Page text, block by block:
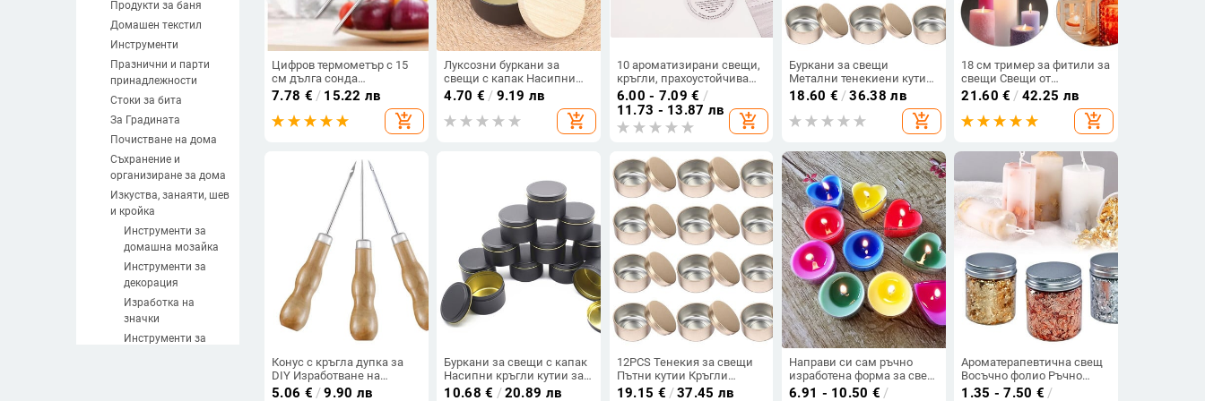
Продукти за баня
Домашен текстил
Инструменти
Празнични и парти
принадлежности
Стоки за бита
За Градината
Почистване на дома
Съхранение и
организиране за дома
Изкуства, занаяти, шев
и кройка
Инструменти за
домашна мoзайка
Инструменти за
декорация
Изработка на
значки
Инструменти за
Цифров термометър с 15
см дълга сонда
Комплекти за правене на
свещи Измерване Течен
соев парафинов восък
7.78 € / 15.22 лв
add_shopping_cart
Луксозни буркани за
свещи с капак Насипни
кръгли контейнери за
свещи Контейнери Празна
кутия за съхранение За
Направи си сам Мехлеми
4.70 € / 9.19 лв
add_shopping_cart
10 ароматизирани свещи,
кръгли, прахоустойчива
хартия със сярна
киселина, медна плоча
6.00 - 7.09 € /
11.73 - 13.87 лв
add_shopping_cart
Буркани за свещи
Метални тенекиени кутии
Съхранение Изработване
на консерви за чай
Консерви Свещи Малки
занаяти Направи си сам
Контейнери Златни
подаръци
18.60 € /36.38 лв
add_shopping_cart
18 см тример за фитили за
свещи Свещи от
неръждаема стомана
Ножици за подрязване на
фитили Резачка за
фитили Накрайник с
сърцевина на свещи
Ръчно изработени
инструменти
21.60 € / 42.25 лв
add_shopping_cart
Конус с кръгла дупка за
DIY Изработване на
силиконова форма
5.06 € /9.90 лв
Буркани за свещи с капак
Насипни кръгли кутии за
контейнери за свещи
10.68 € /20.89 лв
12PCS Тенекия за свещи
Пътни кутии Кръгли
метални кутии
19.15 € /37.45 лв
Направи си сам ръчно
изработена форма за свещ
LOVE 4 форма PC
6.91 - 10.50 € /
Ароматерапевтична свещ
Восъчно фолио Ръчно
изработени свещи
1.35 - 7.50 € /